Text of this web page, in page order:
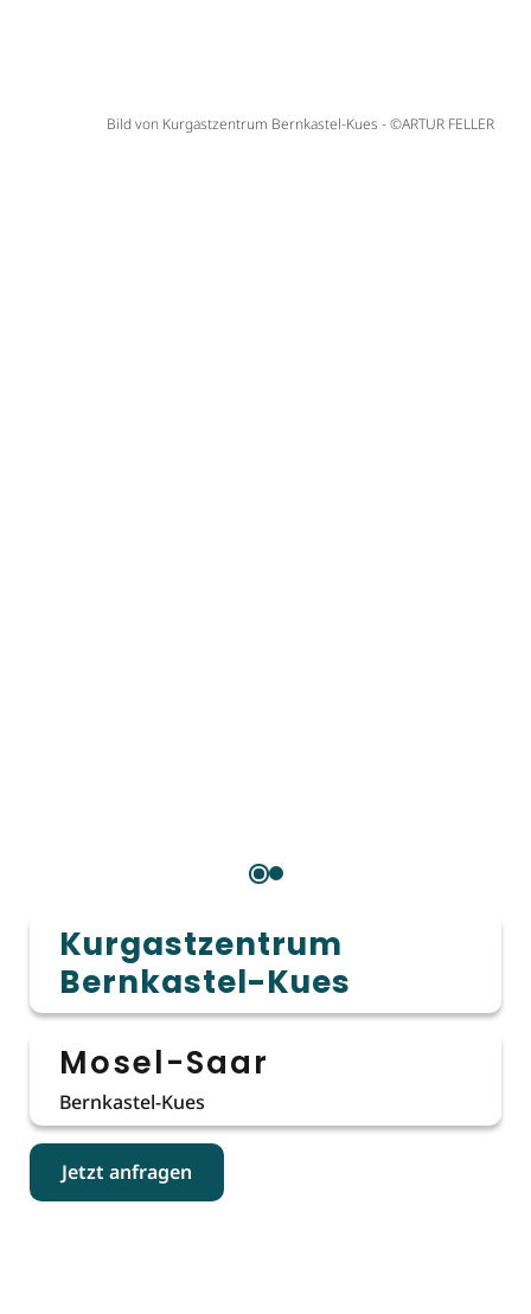
Kurgastzentrum
Bernkastel-Kues
Mosel-Saar
Bernkastel-Kues
Jetzt anfragen
Bild von Kurgastzentrum Bernkastel-Kues - ©ARTUR FELLER